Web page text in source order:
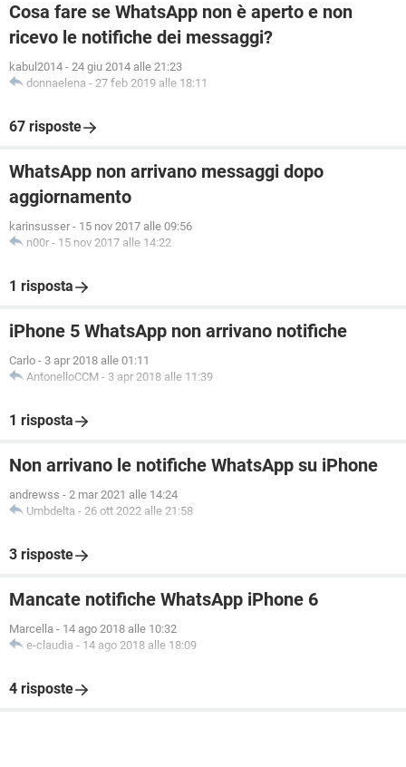
Cosa fare se WhatsApp non è aperto e non
ricevo le notifiche dei messaggi?
kabul2014 - 24 giu 2014 alle 21:23
donnaelena - 27 feb 2019 alle 18:11
67 risposte
WhatsApp non arrivano messaggi dopo
aggiornamento
karinsusser - 15 nov 2017 alle 09:56
n00r - 15 nov 2017 alle 14:22
1 risposta
iPhone 5 WhatsApp non arrivano notifiche
Carlo - 3 apr 2018 alle 01:11
AntonelloCCM - 3 apr 2018 alle 11:39
1 risposta
Non arrivano le notifiche WhatsApp su iPhone
andrewss - 2 mar 2021 alle 14:24
Umbdelta - 26 ott 2022 alle 21:58
3 risposte
Mancate notifiche WhatsApp iPhone 6
Marcella - 14 ago 2018 alle 10:32
e-claudia - 14 ago 2018 alle 18:09
4 risposte